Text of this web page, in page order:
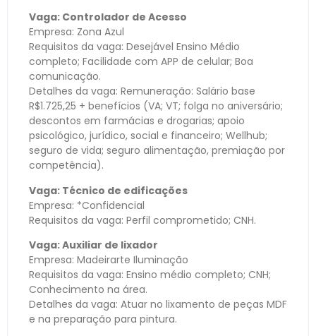
Vaga: Controlador de Acesso
Empresa: Zona Azul
Requisitos da vaga: Desejável Ensino Médio
completo; Facilidade com APP de celular; Boa
comunicação.
Detalhes da vaga: Remuneração: Salário base
R$1.725,25 + benefícios (VA; VT; folga no aniversário;
descontos em farmácias e drogarias; apoio
psicológico, jurídico, social e financeiro; Wellhub;
seguro de vida; seguro alimentação, premiação por
competência).
Vaga: Técnico de edificações
Empresa: *Confidencial
Requisitos da vaga: Perfil comprometido; CNH.
Vaga: Auxiliar de lixador
Empresa: Madeirarte Iluminação
Requisitos da vaga: Ensino médio completo; CNH;
Conhecimento na área.
Detalhes da vaga: Atuar no lixamento de peças MDF
e na preparação para pintura.